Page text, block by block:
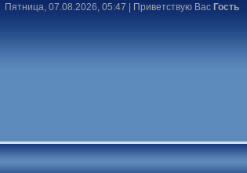
Пятница, 07.08.2026, 05:47 | Приветствую Вас Гость